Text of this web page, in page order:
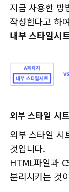
지금 사용한 방
작성한다고 하
내부 스타일시
외부 스타일 시트
외부 스타일 시
것입니다.
HTML파일과
분리시키는 것